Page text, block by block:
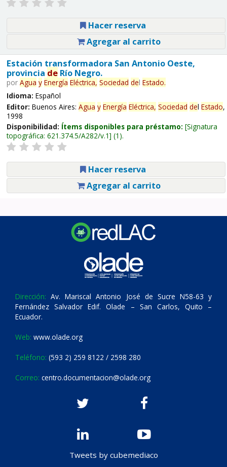
Hacer reserva
Agregar al carrito
Estación transformadora San Antonio Oeste,
provincia deRío Negro.
por Agua y Energía Eléctrica, Sociedad del Estado.
Idioma: Español
Editor: Buenos Aires: Agua y Energía Eléctrica, Sociedad del Estado,
1998
Disponibilidad: Ítems disponibles para préstamo: Signatura
topográfica: 621.374.5/A282/v.1 (1).
Hacer reserva
Agregar al carrito
Dirección: Av. Mariscal Antonio José de Sucre N58-63 y
Fernández Salvador Edif. Olade – San Carlos, Quito –
Ecuador.
Web: www.olade.org
Teléfono: (593 2) 259 8122 / 2598 280
Correo: centro.documentacion@olade.org
Tweets by cubemediaco